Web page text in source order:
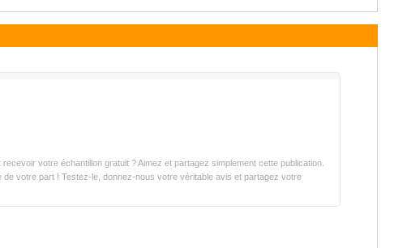
votre échantillon gratuit ? Aimez et partagez simplement cette publication.
votre part ! Testez-le, donnez-nous votre véritable avis et partagez votre